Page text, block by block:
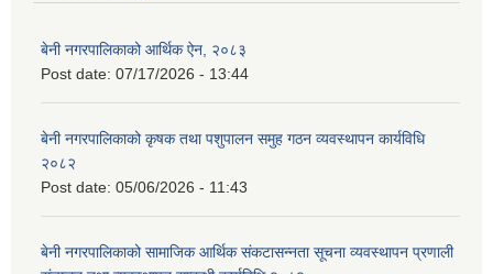
बेनी नगरपालिकाको आर्थिक ऐन, २०८३
Post date: 07/17/2026 - 13:44
बेनी नगरपालिकाको कृषक तथा पशुपालन समुह गठन व्यवस्थापन कार्यविधि
२०८२
Post date: 05/06/2026 - 11:43
बेनी नगरपालिकाको सामाजिक आर्थिक संकटासन्नता सूचना व्यवस्थापन प्रणाली